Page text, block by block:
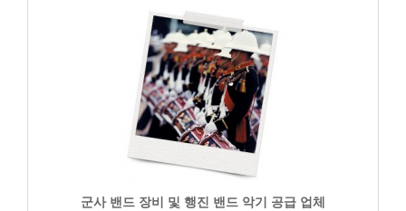
군사 밴드 장비 및 행진 밴드 악기 공급 업체